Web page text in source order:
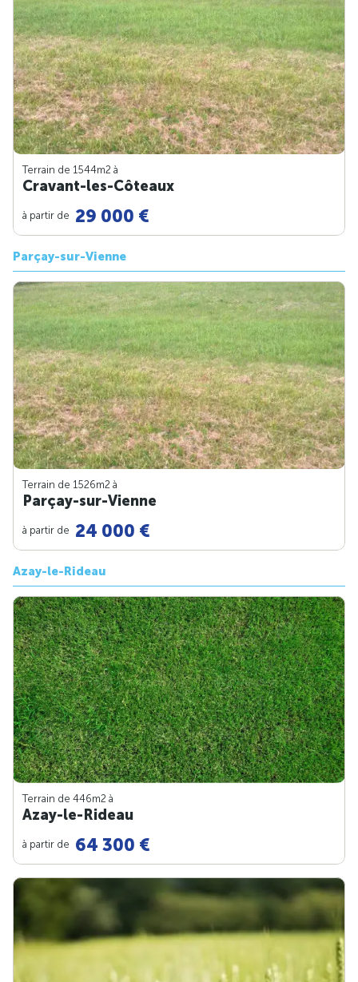
Terrain de 1544m2 à
Cravant-les-Côteaux
à partir de 29 000 €
Parçay-sur-Vienne
Terrain de 1526m2 à
Parçay-sur-Vienne
à partir de 24 000 €
Azay-le-Rideau
Terrain de 446m2 à
Azay-le-Rideau
à partir de 64 300 €